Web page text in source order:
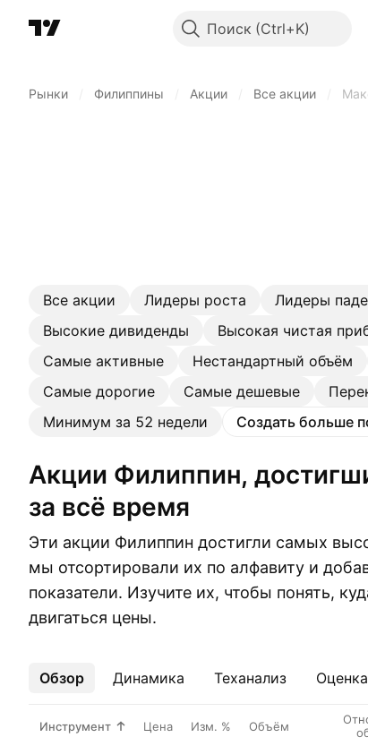
Поиск
Рынки Филиппины Акции Все акции
Все акции Лидеры роста Лидеры
Высокие дивиденды
Высокая чистая
Самые активные
Нестандартный объём
Самые дорогие
Самые дешевые
Минимум за 52 недели
Создать больше
Акции Филиппин, достигшие максимума
за всё время
Эти акции Филиппин достигли самых
мы отсортировали их по алфавиту и
показатели. Изучите их, чтобы понять,
двигаться цены.
Обзор Динамика Теханализ
Ещё
Инструмент Цена Изм. % Объём